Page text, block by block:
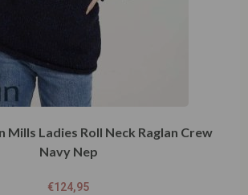
Mills Ladies Roll Neck Raglan Crew
Navy Nep
€124,95